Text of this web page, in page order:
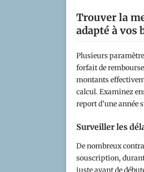
Trouver la
adapté à vos
Plusieurs
forfait de
montants
calcul. Examinez
report d’une année
Surveiller les
De nombreux
souscription, durant
juste avant de